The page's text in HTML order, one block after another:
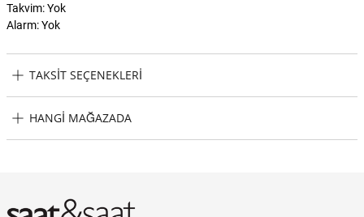
Takvim: Yok
Alarm: Yok
TAKSIT SEÇENEKLERI
HANGI MAĞAZADA